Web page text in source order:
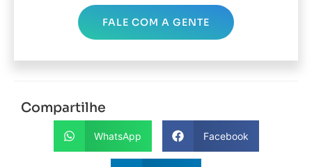
FALE COM A GENTE
Compartilhe
WhatsApp Facebook